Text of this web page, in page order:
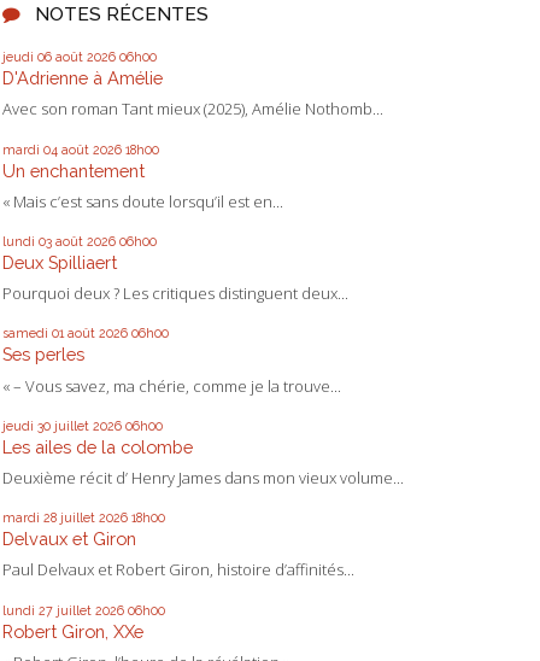
NOTES RÉCENTES
jeudi 06 août 2026 06h00
D'Adrienne à Amélie
Avec son roman Tant mieux (2025), Amélie Nothomb...
mardi 04 août 2026 18h00
Un enchantement
« Mais c’est sans doute lorsqu’il est en...
lundi 03 août 2026 06h00
Deux Spilliaert
Pourquoi deux ? Les critiques distinguent deux...
samedi 01 août 2026 06h00
Ses perles
« – Vous savez, ma chérie, comme je la trouve...
jeudi 30 juillet 2026 06h00
Les ailes de la colombe
Deuxième récit d’ Henry James dans mon vieux volume...
mardi 28 juillet 2026 18h00
Delvaux et Giron
Paul Delvaux et Robert Giron, histoire d’affinités...
lundi 27 juillet 2026 06h00
Robert Giron, XXe